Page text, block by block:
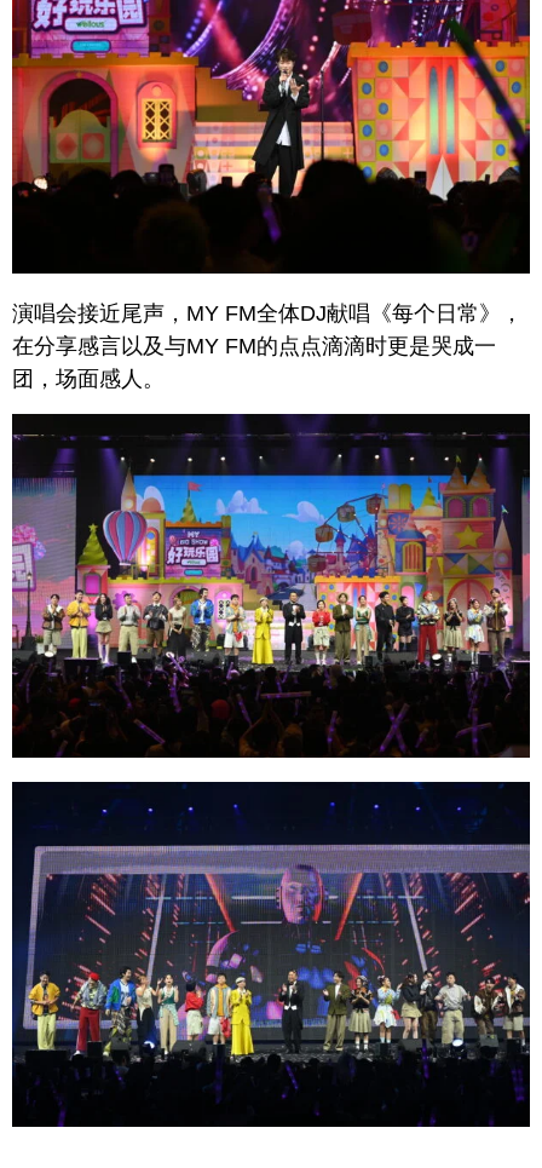
演唱会接近尾声，MY FM全体DJ献唱《每个日常》，
在分享感言以及与MY FM的点点滴滴时更是哭成一
团，场面感人。